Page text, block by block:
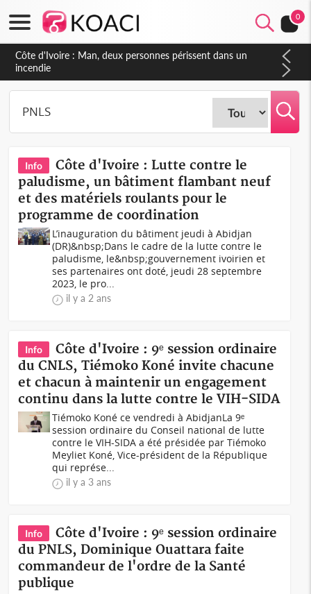
0
Côte d'Ivoire : Man, deux personnes périssent dans un
incendie
Info
Côte d'Ivoire : Lutte contre le
paludisme, un bâtiment flambant neuf
et des matériels roulants pour le
programme de coordination
L’inauguration du bâtiment jeudi à Abidjan
(DR)&nbsp;Dans le cadre de la lutte contre le
paludisme, le&nbsp;gouvernement ivoirien et
ses partenaires ont doté, jeudi 28 septembre
2023, le pro...
il y a 2 ans
Info
Côte d'Ivoire : 9ᵉ session ordinaire
du CNLS, Tiémoko Koné invite chacune
et chacun à maintenir un engagement
continu dans la lutte contre le VIH-SIDA
Tiémoko Koné ce vendredi à AbidjanLa 9ᵉ
session ordinaire du Conseil national de lutte
contre le VIH-SIDA a été présidée par Tiémoko
Meyliet Koné, Vice-président de la République
qui représe...
il y a 3 ans
Info
Côte d'Ivoire : 9ᵉ session ordinaire
du PNLS, Dominique Ouattara faite
commandeur de l'ordre de la Santé
publique